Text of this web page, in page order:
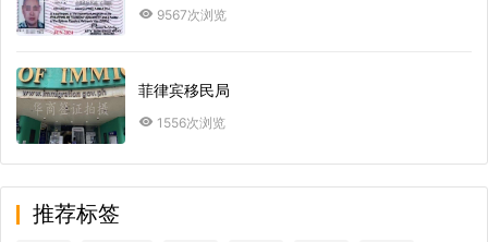
9567次浏览
菲律宾移民局
1556次浏览
推荐标签